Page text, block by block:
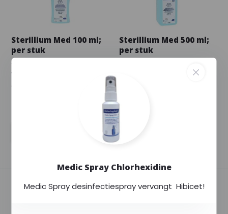
Sterillium Med 100 ml;
per stuk
Sterillium MED bevat de
werkzame stof ethanol
Sterillium Med 500 ml;
per stuk
--,--
Medic Spray Chlorhexidine
Medic Spray desinfectiespray vervangt Hibicet!